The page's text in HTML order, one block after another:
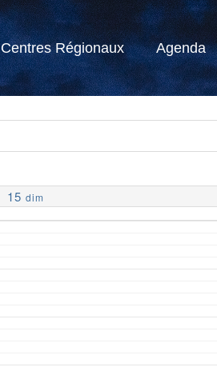
Centres Régionaux Agenda
15 dim